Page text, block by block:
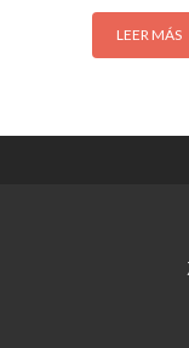
LEER MÁS